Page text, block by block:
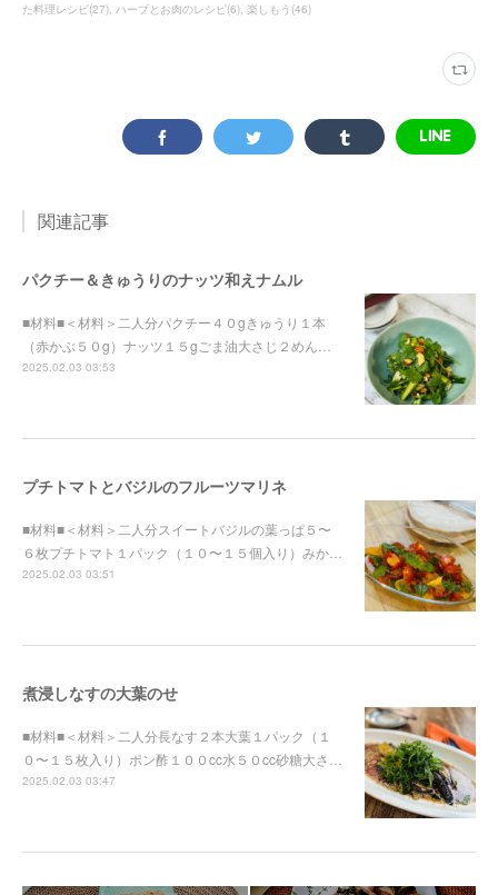
た料理レシピ(27) ハーブとお肉のレシピ(6) 楽しもう (46)
関連記事
パクチー＆きゅうりのナッツ和えナムル
■材料■＜材料＞二人分パクチー４０gきゅうり１本
（赤かぶ５０g）ナッツ１５gごま油大さじ２めん…
2025.02.03 03:53
プチトマトとバジルのフルーツマリネ
■材料■＜材料＞二人分スイートバジルの葉っぱ５〜
６枚プチトマト１パック（１０〜１５個入り）みか…
2025.02.03 03:51
煮浸しなすの大葉のせ
■材料■＜材料＞二人分長なす２本大葉１パック（１
０〜１５枚入り）ポン酢１００cc水５０cc砂糖大さ…
2025.02.03 03:47